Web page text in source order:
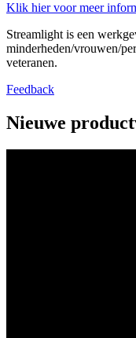
Klik hier voor meer
Streamlight is een
minderheden/vrouwen/
veteranen.
Feedback
Nieuwe